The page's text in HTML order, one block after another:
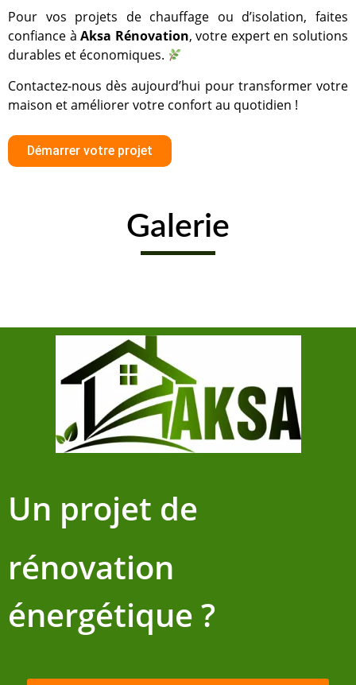
Pour vos projets de chauffage ou d’isolation, faites
confiance àAksa Rénovation, votre expert en solutions
durables et économiques.
Contactez-nous dès aujourd’hui pour transformer votre
maison et améliorer votre confort au quotidien !
Démarrer votre projet
Galerie
Un projet de
rénovation
énergétique ?